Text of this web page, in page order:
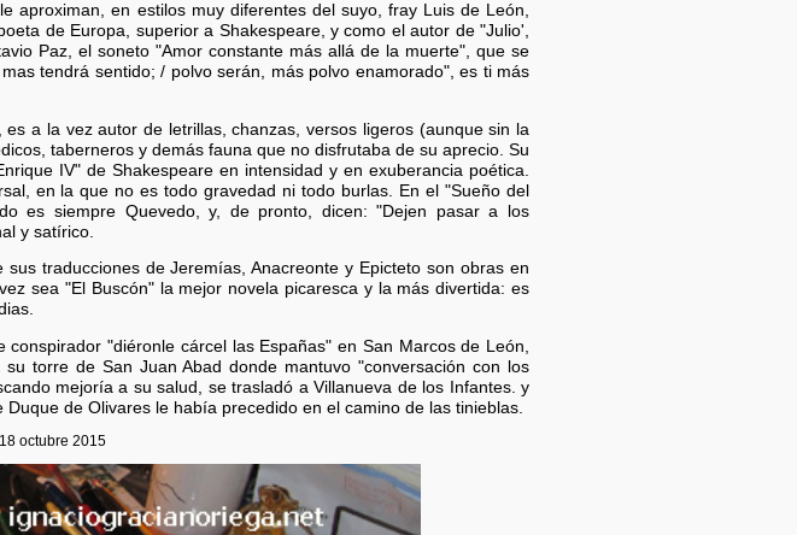
aproximan, en estilos muy diferentes del suyo, fray Luis de León,
de Europa, superior a Shakespeare, y como el autor de "Julio',
Paz, el soneto "Amor constante más allá de la muerte", que se
tendrá sentido; / polvo serán, más polvo enamorado", es ti más
a la vez autor de letrillas, chanzas, versos ligeros (aunque sin la
taberneros y demás fauna que no disfrutaba de su aprecio. Su
IV" de Shakespeare en intensidad y en exuberancia poética.
en la que no es todo gravedad ni todo burlas. En el "Sueño del
es siempre Quevedo, y, de pronto, dicen: "Dejen pasar a los
y satírico.
traducciones de Jeremías, Anacreonte y Epicteto son obras en
sea "El Buscón" la mejor novela picaresca y la más divertida: es
"diéronle cárcel las Españas" en San Marcos de León,
torre de San Juan Abad donde mantuvo "conversación con los
mejoría a su salud, se trasladó a Villanueva de los Infantes. y
de Olivares le había precedido en el camino de las tinieblas.
octubre 2015